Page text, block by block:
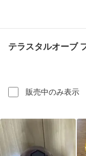
テラスタルオーブ
販売中のみ表示